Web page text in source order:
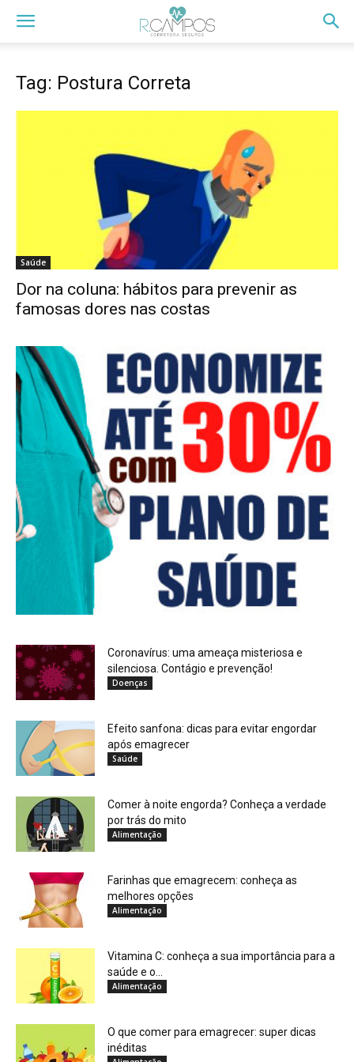
Tag: Postura Correta
Saúde
Dor na coluna: hábitos para prevenir as
famosas dores nas costas
Coronavírus: uma ameaça misteriosa e
silenciosa. Contágio e prevenção!
Doenças
Efeito sanfona: dicas para evitar engordar
após emagrecer
Saúde
Comer à noite engorda? Conheça a verdade
por trás do mito
Alimentação
Farinhas que emagrecem: conheça as
melhores opções
Alimentação
Vitamina C: conheça a sua importância para a
saúde e o...
Alimentação
O que comer para emagrecer: super dicas
inéditas